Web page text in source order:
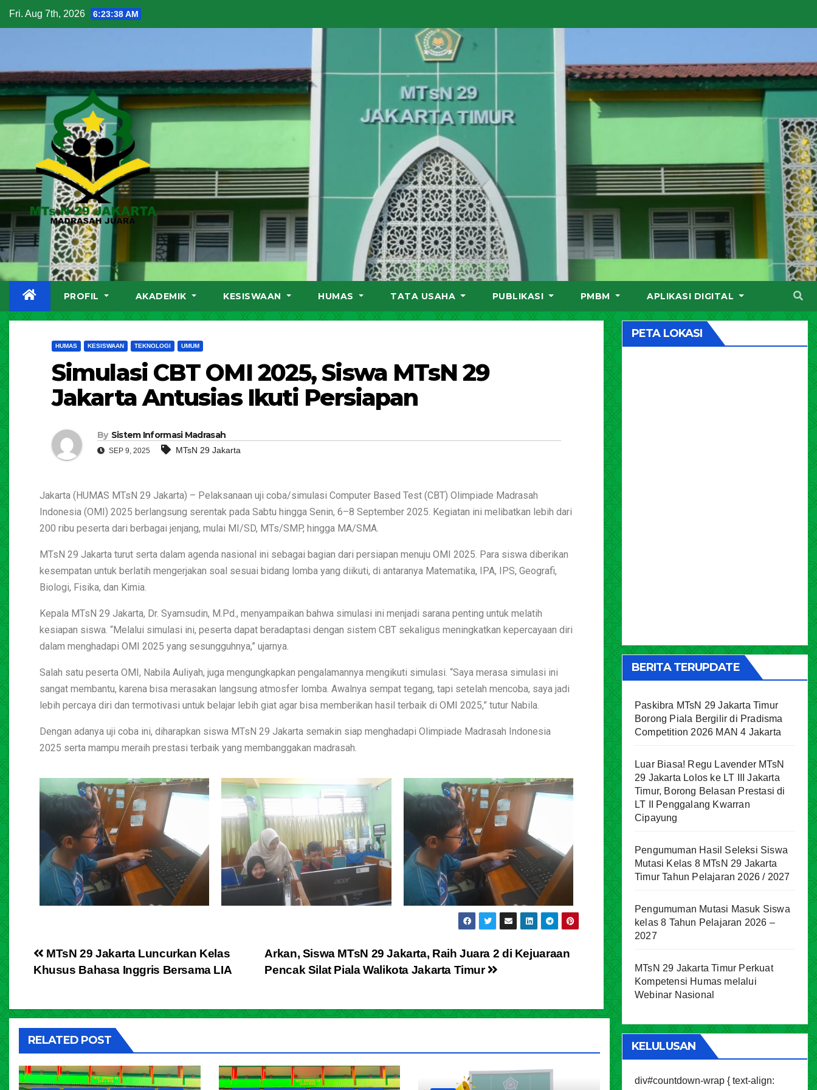
Fri. Aug 7th, 2026 6:23:39 AM
PROFIL AKADEMIK KESISWAAN HUMAS TATA USAHA PUBLIKASI PMBM APLIKASI DIGITAL
HUMAS KESISWAAN TEKNOLOGI UMUM
Simulasi CBT OMI 2025, Siswa MTsN 29
Jakarta Antusias Ikuti Persiapan
By Sistem Informasi Madrasah
SEP 9, 2025 MTsN 29 Jakarta
Jakarta (HUMAS MTsN 29 Jakarta) – Pelaksanaan uji coba/simulasi Computer Based Test (CBT) Olimpiade Madrasah
Indonesia (OMI) 2025 berlangsung serentak pada Sabtu hingga Senin, 6–8 September 2025. Kegiatan ini melibatkan lebih dari
200 ribu peserta dari berbagai jenjang, mulai MI/SD, MTs/SMP, hingga MA/SMA.
MTsN 29 Jakarta turut serta dalam agenda nasional ini sebagai bagian dari persiapan menuju OMI 2025. Para siswa diberikan
kesempatan untuk berlatih mengerjakan soal sesuai bidang lomba yang diikuti, di antaranya Matematika, IPA, IPS, Geografi,
Biologi, Fisika, dan Kimia.
Kepala MTsN 29 Jakarta, Dr. Syamsudin, M.Pd., menyampaikan bahwa simulasi ini menjadi sarana penting untuk melatih
kesiapan siswa. “Melalui simulasi ini, peserta dapat beradaptasi dengan sistem CBT sekaligus meningkatkan kepercayaan diri
dalam menghadapi OMI 2025 yang sesungguhnya,” ujarnya.
Salah satu peserta OMI, Nabila Auliyah, juga mengungkapkan pengalamannya mengikuti simulasi. “Saya merasa simulasi ini
sangat membantu, karena bisa merasakan langsung atmosfer lomba. Awalnya sempat tegang, tapi setelah mencoba, saya jadi
lebih percaya diri dan termotivasi untuk belajar lebih giat agar bisa memberikan hasil terbaik di OMI 2025,” tutur Nabila.
Dengan adanya uji coba ini, diharapkan siswa MTsN 29 Jakarta semakin siap menghadapi Olimpiade Madrasah Indonesia
2025 serta mampu meraih prestasi terbaik yang membanggakan madrasah.
Arkan, Siswa MTsN 29 Jakarta, Raih Juara 2 di Kejuaraan
Pencak Silat Piala Walikota Jakarta Timur
MTsN 29 Jakarta Luncurkan Kelas
Khusus Bahasa Inggris Bersama LIA
RELATED POST
PETA LOKASI
BERITA TERUPDATE
Paskibra MTsN 29 Jakarta Timur
Borong Piala Bergilir di Pradisma
Competition 2026 MAN 4 Jakarta
Luar Biasa! Regu Lavender MTsN
29 Jakarta Lolos ke LT III Jakarta
Timur, Borong Belasan Prestasi di
LT II Penggalang Kwarran
Cipayung
Pengumuman Hasil Seleksi Siswa
Mutasi Kelas 8 MTsN 29 Jakarta
Timur Tahun Pelajaran 2026 / 2027
Pengumuman Mutasi Masuk Siswa
kelas 8 Tahun Pelajaran 2026 –
2027
MTsN 29 Jakarta Timur Perkuat
Kompetensi Humas melalui
Webinar Nasional
KELULUSAN
div#countdown-wrap { text-align: